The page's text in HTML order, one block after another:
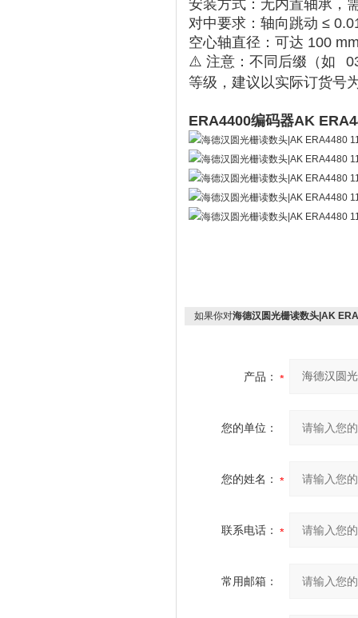
安装方式 ：无内置轴承，
对中要求 ‌：轴向跳动 ≤ ‌
空心轴直径 ‌：可达 ‌ 100
⚠️ 注意：不同后缀（如
等级，建议以实际订货号
ERA4400编码器AK
如果你对海德汉圆光栅读数头|AK
产品：
您的单位：
您的姓名：
联系电话：
常用邮箱：